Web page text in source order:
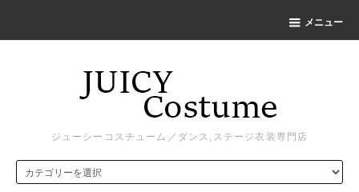
メニュー
ジューシーコスチューム／ダンス,ステージ衣装専門店